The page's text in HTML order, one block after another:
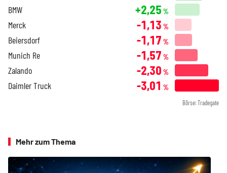
BMW +2,25 %
Merck -1,13 %
Beiersdorf -1,17 %
Munich Re -1,57 %
Zalando -2,30 %
Daimler Truck -3,01 %
Börse: Tradegate
Mehr zum Thema